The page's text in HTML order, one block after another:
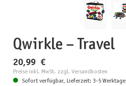
Qwirkle – Travel
20,99 €
Preise inkl. MwSt. zzgl. Versandkosten
Sofort verfügbar, Lieferzeit: 3-5 Werktage